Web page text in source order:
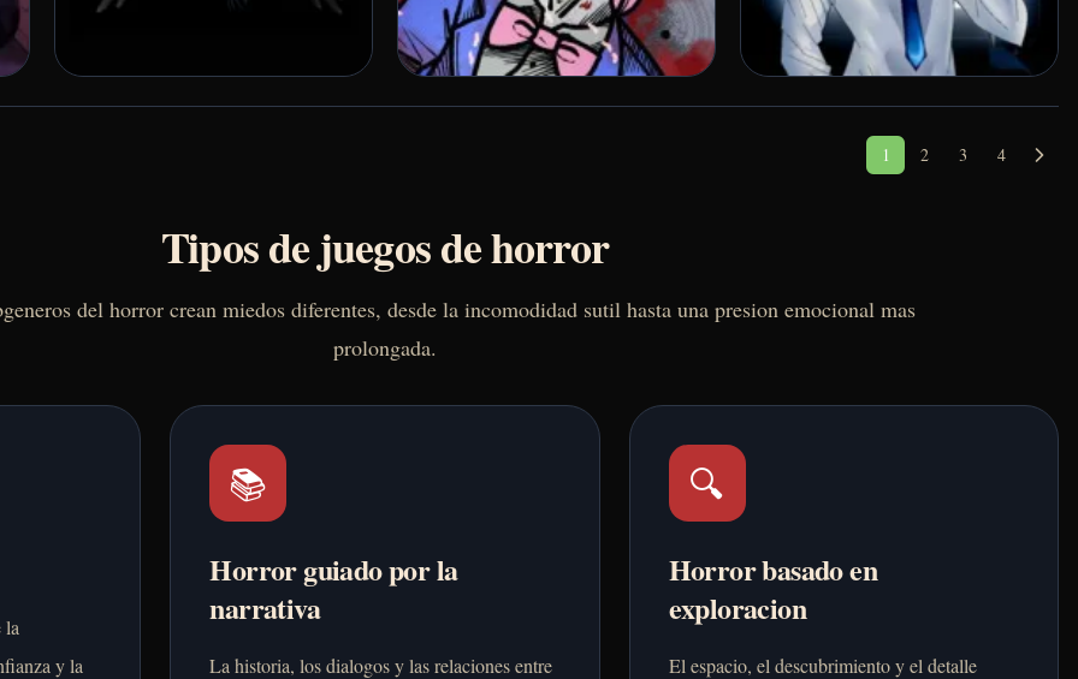
1 2 3 4
Tipos de juegos de horror
del horror crean miedos diferentes, desde la incomodidad sutil hasta una presion emocional mas
prolongada.
la
y la
📚
Horror guiado por la
narrativa
La historia, los dialogos y las relaciones entre
🔍
Horror basado en
exploracion
El espacio, el descubrimiento y el detalle